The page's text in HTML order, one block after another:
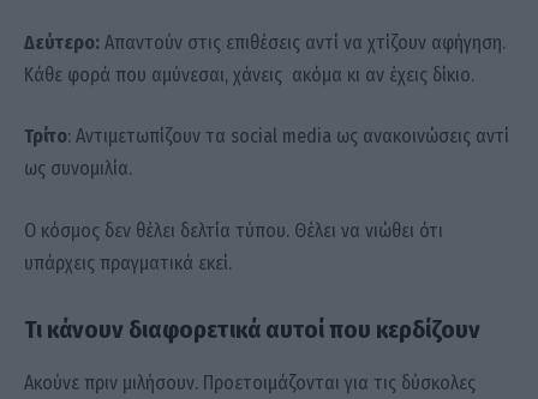
Δεύτερο: Απαντούν στις επιθέσεις αντί να χτίζουν αφήγηση.
Κάθε φορά που αμύνεσαι, χάνεις ακόμα κι αν έχεις δίκιο.
Τρίτο: Αντιμετωπίζουν τα social media ως ανακοινώσεις αντί
ως συνομιλία.
Ο κόσμος δεν θέλει δελτία τύπου. Θέλει να νιώθει ότι
υπάρχεις πραγματικά εκεί.
Τι κάνουν διαφορετικά αυτοί που κερδίζουν
Ακούνε πριν μιλήσουν. Προετοιμάζονται για τις δύσκολες